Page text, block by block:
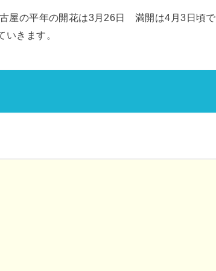
屋の平年の開花は3月26日 満開は4月3日頃で
きます。